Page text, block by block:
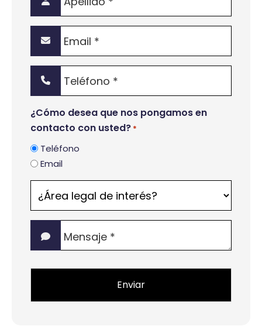
Teléfono
¿Cómo desea que nos pongamos en
contacto con usted? *
Teléfono
Email
¿Área
legal
de
interés?
*